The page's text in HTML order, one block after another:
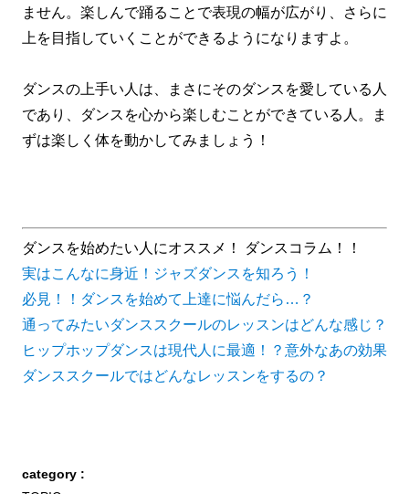
ません。楽しんで踊ることで表現の幅が広がり、さらに
上を目指していくことができるようになりますよ。
ダンスの上手い人は、まさにそのダンスを愛している人
であり、ダンスを心から楽しむことができている人。ま
ずは楽しく体を動かしてみましょう！
ダンスを始めたい人にオススメ！ ダンスコラム！！
実はこんなに身近！ジャズダンスを知ろう！
必見！！ダンスを始めて上達に悩んだら…？
通ってみたいダンススクールのレッスンはどんな感じ？
ヒップホップダンスは現代人に最適！？意外なあの効果
ダンススクールではどんなレッスンをするの？
category :